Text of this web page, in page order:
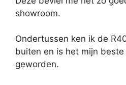
showroom.
Ondertussen ken ik de
buiten en is het mijn
geworden.